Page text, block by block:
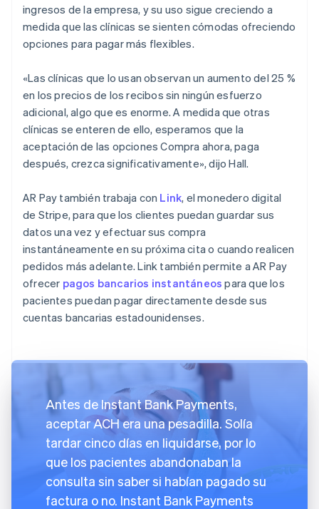
ingresos de la empresa, y su uso sigue creciendo a
medida que las clínicas se sienten cómodas ofreciendo
opciones para pagar más flexibles.
«Las clínicas que lo usan observan un aumento del 25 %
en los precios de los recibos sin ningún esfuerzo
adicional, algo que es enorme. A medida que otras
clínicas se enteren de ello, esperamos que la
aceptación de las opciones Compra ahora, paga
después, crezca significativamente», dijo Hall.
AR Pay también trabaja con Link, el monedero digital
de Stripe, para que los clientes puedan guardar sus
datos una vez y efectuar sus compra
instantáneamente en su próxima cita o cuando realicen
pedidos más adelante. Link también permite a AR Pay
ofrecer pagos bancarios instantáneos para que los
pacientes puedan pagar directamente desde sus
cuentas bancarias estadounidenses.
Antes de Instant Bank Payments,
aceptar ACH era una pesadilla. Solía
tardar cinco días en liquidarse, por lo
que los pacientes abandonaban la
consulta sin saber si habían pagado su
factura o no. Instant Bank Payments